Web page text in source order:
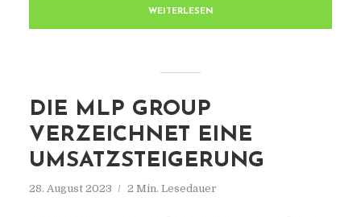
WEITERLESEN
DIE MLP GROUP
VERZEICHNET EINE
UMSATZSTEIGERUNG
28. August 2023 2 Min. Lesedauer